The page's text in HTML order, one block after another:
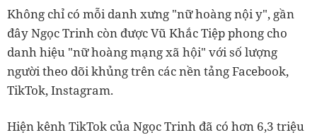
Không chỉ có mỗi danh xưng "nữ hoàng nội y", gần
đây Ngọc Trinh còn được Vũ Khắc Tiệp phong cho
danh hiệu "nữ hoàng mạng xã hội" với số lượng
người theo dõi khủng trên các nền tảng Facebook,
TikTok, Instagram.
Hiện kênh TikTok của Ngọc Trinh đã có hơn 6,3 triệu